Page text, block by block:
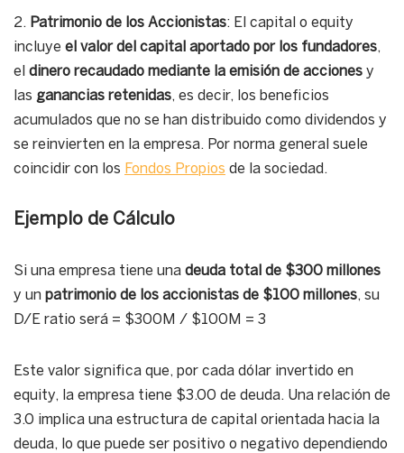
2. Patrimonio de los Accionistas: El capital o equity
incluye el valor del capital aportado por los fundadores,
el dinero recaudado mediante la emisión de acciones y
las ganancias retenidas, es decir, los beneficios
acumulados que no se han distribuido como dividendos y
se reinvierten en la empresa. Por norma general suele
coincidir con los Fondos Propios de la sociedad.
Ejemplo de Cálculo
Si una empresa tiene una deuda total de $300 millones
y un patrimonio de los accionistas de $100 millones, su
D/E ratio será = $300M / $100M = 3
Este valor significa que, por cada dólar invertido en
equity, la empresa tiene $3.00 de deuda. Una relación de
3.0 implica una estructura de capital orientada hacia la
deuda, lo que puede ser positivo o negativo dependiendo